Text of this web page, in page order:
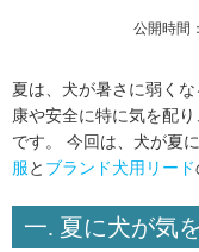
公開時間
夏は、犬が暑さに弱く
康や安全に特に気を配
です。 今回は、犬が夏
服 と ブランド犬用リード
一. 夏に犬が気